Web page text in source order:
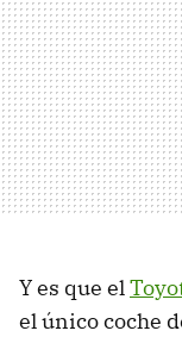
Y es que el
el único coche